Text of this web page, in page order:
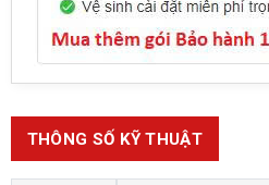
THÔNG SỐ KỸ THUẬT